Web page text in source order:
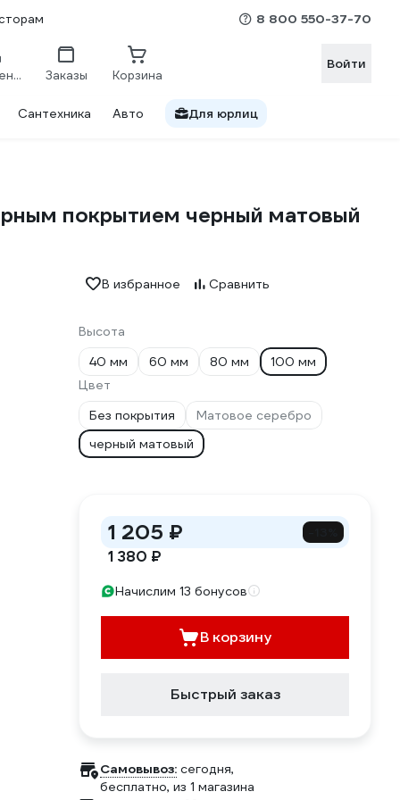
8 800 550-37-70
Сравнение Заказы Корзина
Войти
Сантехника Авто Для юрлиц
покрытием черный матовый
В избранное Сравнить
Высота
40 мм
60 мм 80 мм
100 мм
Цвет
Без покрытия
Матовое серебро
черный матовый
1 205 ₽
1 380 ₽
Начислим 13 бонусов
В корзину
Быстрый заказ
Самовывоз: сегодня,
бесплатно, из 1 магазина